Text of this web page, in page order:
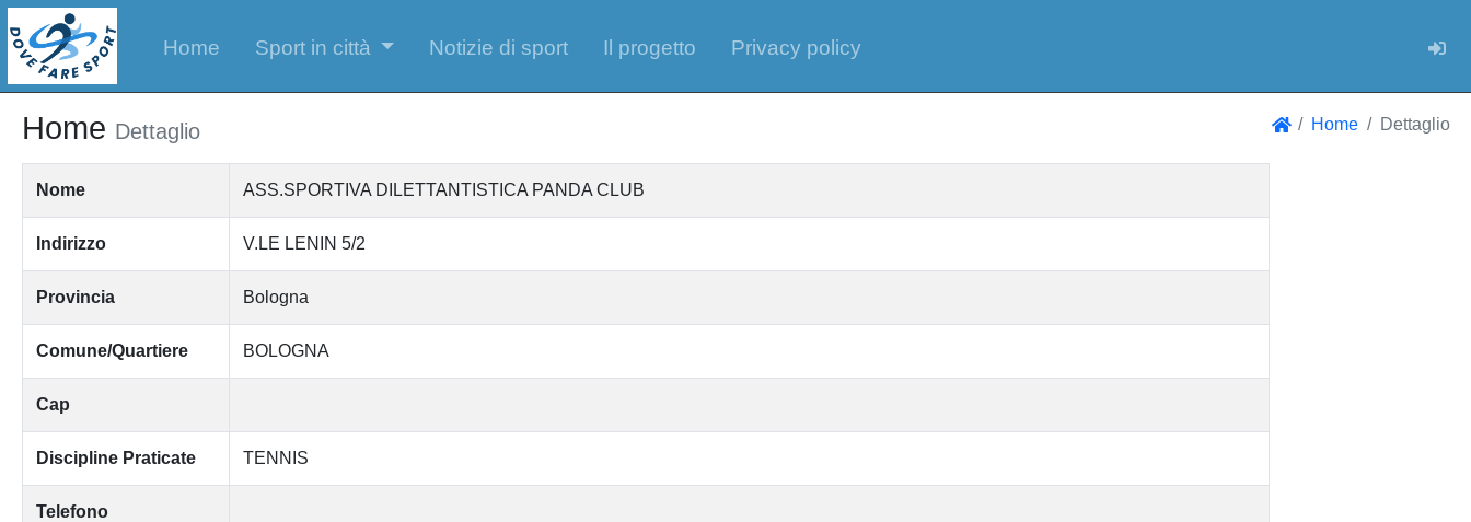
Home Sport in città Notizie di sport Il progetto Privacy policy
Home Dettaglio Home Dettaglio
Nome ASS.SPORTIVA DILETTANTISTICA PANDA CLUB
Indirizzo V.LE LENIN 5/2
Provincia Bologna
Comune/Quartiere BOLOGNA
Cap
Discipline Praticate TENNIS
Telefono